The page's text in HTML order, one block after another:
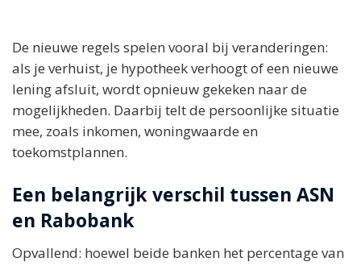
De nieuwe regels spelen vooral bij veranderingen:
als je verhuist, je hypotheek verhoogt of een nieuwe
lening afsluit, wordt opnieuw gekeken naar de
mogelijkheden. Daarbij telt de persoonlijke situatie
mee, zoals inkomen, woningwaarde en
toekomstplannen.
Een belangrijk verschil tussen ASN
en Rabobank
Opvallend: hoewel beide banken het percentage van